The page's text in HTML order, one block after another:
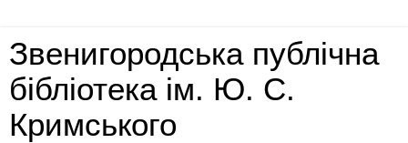
Звенигородська публічна
бібліотека ім. Ю. С.
Кримського